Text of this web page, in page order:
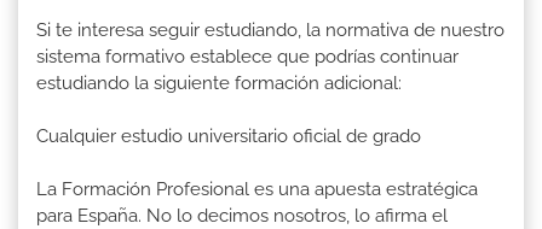
Si te interesa seguir estudiando, la normativa de nuestro
sistema formativo establece que podrías continuar
estudiando la siguiente formación adicional:
Cualquier estudio universitario oficial de grado
La Formación Profesional es una apuesta estratégica
para España. No lo decimos nosotros, lo afirma el